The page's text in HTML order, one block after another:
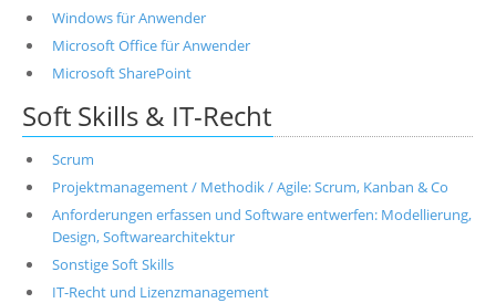
Windows für Anwender
Microsoft Office für Anwender
Microsoft SharePoint
Soft Skills & IT-Recht
Scrum
Projektmanagement / Methodik / Agile: Scrum, Kanban & Co
Anforderungen erfassen und Software entwerfen: Modellierung,
Design, Softwarearchitektur
Sonstige Soft Skills
IT-Recht und Lizenzmanagement